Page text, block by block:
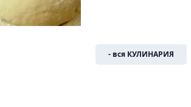
- вся КУЛИНАРИЯ